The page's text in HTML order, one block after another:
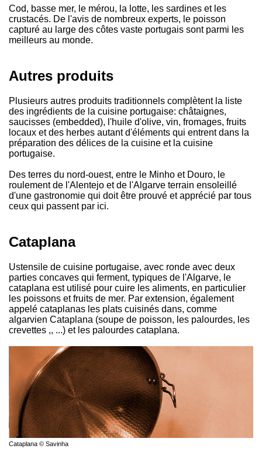
Cod, basse mer, le mérou, la lotte, les sardines et les
crustacés. De l'avis de nombreux experts, le poisson
capturé au large des côtes vaste portugais sont parmi les
meilleurs au monde.
Autres produits
Plusieurs autres produits traditionnels complètent la liste
des ingrédients de la cuisine portugaise: châtaignes,
saucisses (embedded), l'huile d'olive, vin, fromages, fruits
locaux et des herbes autant d'éléments qui entrent dans la
préparation des délices de la cuisine et la cuisine
portugaise.
Des terres du nord-ouest, entre le Minho et Douro, le
roulement de l'Alentejo et de l'Algarve terrain ensoleillé
d'une gastronomie qui doit être prouvé et apprécié par tous
ceux qui passent par ici.
Cataplana
Ustensile de cuisine portugaise, avec ronde avec deux
parties concaves qui ferment, typiques de l'Algarve, le
cataplana est utilisé pour cuire les aliments, en particulier
les poissons et fruits de mer. Par extension, également
appelé cataplanas les plats cuisinés dans, comme
algarvien Cataplana (soupe de poisson, les palourdes, les
crevettes ,, ...) et les palourdes cataplana.
Cataplana © Savinha